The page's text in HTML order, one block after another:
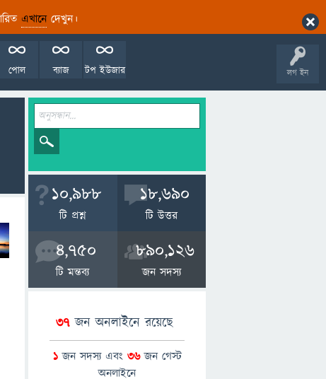
এখানেদেখুন।
লগ ইন
টপ ইউজার
ব্যাজ
পোল
10,988
টি প্রশ্ন
18,690
টি উত্তর
4,750
টি মন্তব্য
890,126
জন সদস্য
37জন অনলাইনে রয়েছে
1জন সদস্য এবং 36জন গেস্ট
অনলাইনে